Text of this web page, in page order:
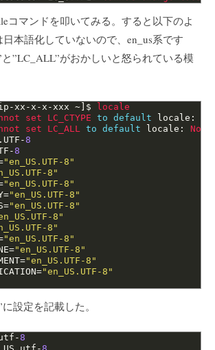
コマンドを叩いてみる。すると以下のよ
本語化していないので、en_us系です
と”LC_ALL”がおかしいと怒られている模
-xx -x -x -xxx ~ $
locale
set LC_CTYPE to default locale :
set LC_ALL to default locale : No
. UTF -8
-8
"en_US.UTF-8"
8"
"en_US.UTF-8"
="en_US.UTF-8"
="en_US.UTF-8"
8"
8"
"en_US.UTF-8"
="en_US.UTF-8"
="en_US.UTF-8"
="en_US.UTF-8"
設定を記載した。
-8
. utf -8